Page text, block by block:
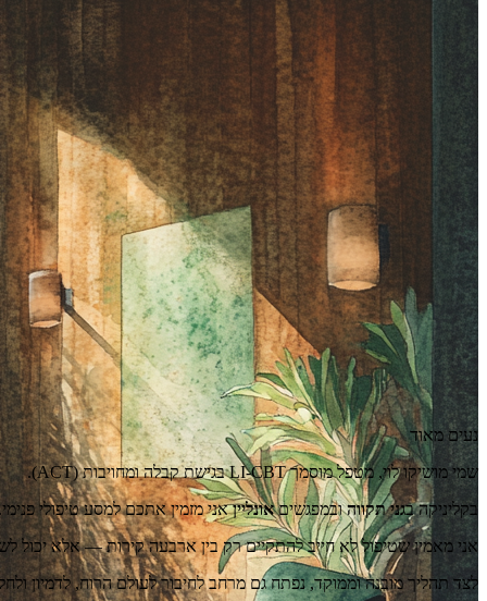
נעים מאוד
שמי מושיקו לוי, מטפל מוסמך LI-CBT בגישת קבלה ומחויבות (ACT).
בקליניקה בגני תקווהובמפגשיםאונלייןאני מזמין אתכם למסע טיפולי פנימי.
אני מאמין שטיפול לא חייב להתקיים רק בין ארבעה קירות — אלא יכול
לצד תהליך מובנה וממוקד, נפתח גם מרחב לחיבור לעולם הרוח, לדמיון